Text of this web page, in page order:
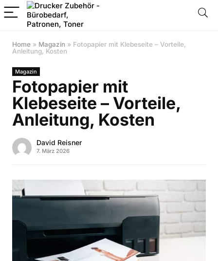
Home » Magazin » Fotopapier mit Klebeseite – Vorteile,
Anleitung, Kosten
Magazin
Fotopapier mit
Klebeseite – Vorteile,
Anleitung, Kosten
David Reisner
7. März 2026